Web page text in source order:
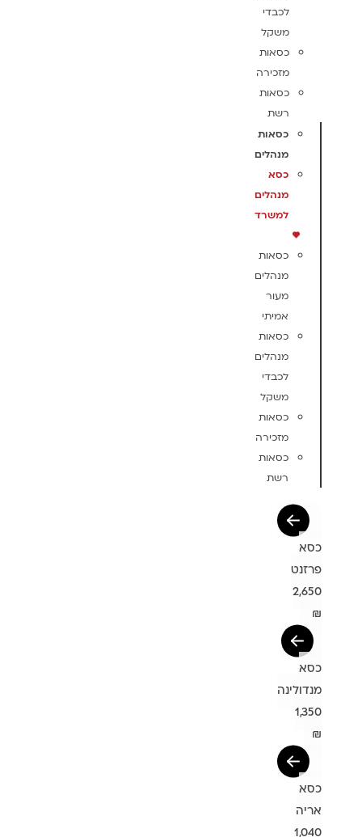
לכבדי
משקל
כסאות
מזכירה
כסאות
רשת
כסאות
מנהלים
כסא
מנהלים
למשרד
כסאות
מנהלים
מעור
אמיתי
כסאות
מנהלים
לכבדי
משקל
כסאות
מזכירה
כסאות
רשת
כסא
פרזנט
2,650
₪
כסא
מנדולינה
1,350
₪
כסא
אריה
1,040